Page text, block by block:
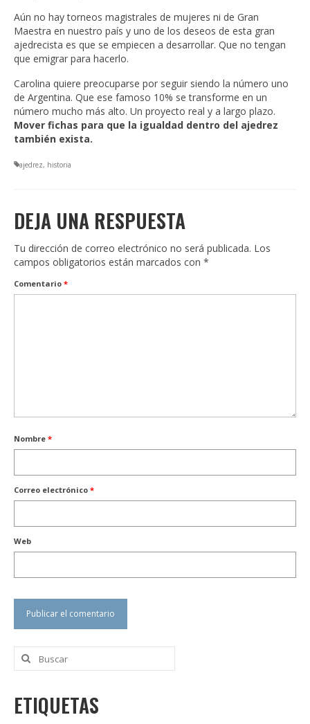
Aún no hay torneos magistrales de mujeres ni de Gran
Maestra en nuestro país y uno de los deseos de esta gran
ajedrecista es que se empiecen a desarrollar. Que no tengan
que emigrar para hacerlo.
Carolina quiere preocuparse por seguir siendo la número uno
de Argentina. Que ese famoso 10% se transforme en un
número mucho más alto. Un proyecto real y a largo plazo.
Mover fichas para que la igualdad dentro del ajedrez
también exista.
ajedrez, historia
DEJA UNA RESPUESTA
Tu dirección de correo electrónico no será publicada. Los
campos obligatorios están marcados con *
Comentario *
Nombre *
Correo electrónico *
Web
Buscar
por:
ETIQUETAS